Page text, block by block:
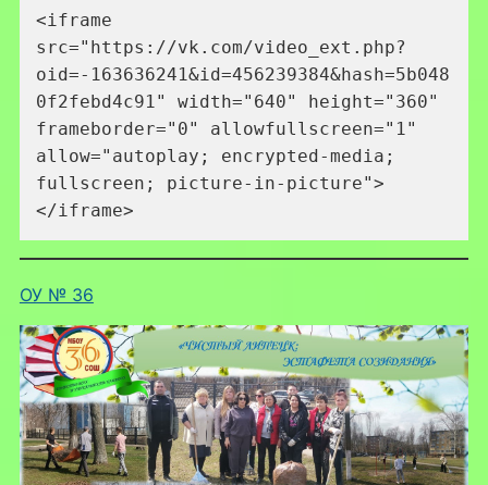
<iframe
src="https://vk.com/video_ext.php?
oid=-163636241&id=456239384&hash=5b048
0f2febd4c91" width="640" height="360"
frameborder="0" allowfullscreen="1"
allow="autoplay; encrypted-media;
fullscreen; picture-in-picture">
</iframe>
ОУ № 36